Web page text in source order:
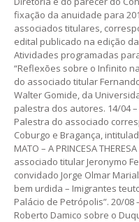
fixação da anuidade para
associados titulares,
edital publicado na edição
Atividades programadas
“Reflexões sobre o Infinito
do associado titular
Walter Gomide, da
palestra dos autores. 14/04
Palestra do associado
Coburgo e Bragança, intitulada
MATO – A PRINCESA
associado titular Jeronymo
convidado Jorge Olmar
bem urdida – Imigrantes
Palácio de Petrópolis”. 20/
Roberto Damico sobre o